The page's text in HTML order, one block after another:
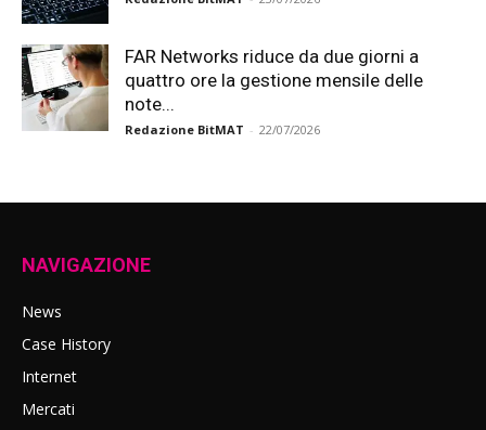
FAR Networks riduce da due giorni a
quattro ore la gestione mensile delle
note...
Redazione BitMAT - 22/07/2026
NAVIGAZIONE
News
Case History
Internet
Mercati